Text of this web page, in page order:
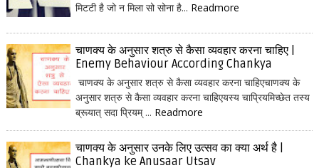
मिटटी है जो न मिला सो सोना है... Readmore
चाणक्य के अनुसार शत्रु से कैसा व्यवहार करना चाहिए |
Enemy Behaviour According Chankya
चाणक्य के अनुसार शत्रु से कैसा व्यवहार करना चाहिएचाणक्य के
अनुसार शत्रु से कैसा व्यवहार करना चाहिएयस्य चाप्रियमिच्छेत तस्य
ब्रूयात् सदा प्रियम् ... Readmore
चाणक्य के अनुसार उनके लिए उत्सव का क्या अर्थ है |
Chankya ke Anusaar Utsav